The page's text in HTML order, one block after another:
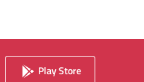
Play Store